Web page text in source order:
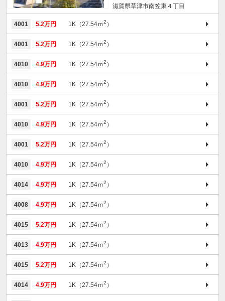
滋賀県草津市南笠東４丁目
4001 5.2万円 1K（27.54ｍ2 ）
4001 5.2万円 1K（27.54ｍ2 ）
4010 4.9万円 1K（27.54ｍ2 ）
4010 4.9万円 1K（27.54ｍ2 ）
4001 5.2万円 1K（27.54ｍ2 ）
4010 4.9万円 1K（27.54ｍ2 ）
4001 5.2万円 1K（27.54ｍ2 ）
4010 4.9万円 1K（27.54ｍ2 ）
4014 4.9万円 1K（27.54ｍ2 ）
4008 4.9万円 1K（27.54ｍ2 ）
4015 5.2万円 1K（27.54ｍ2 ）
4013 4.9万円 1K（27.54ｍ2 ）
4015 5.2万円 1K（27.54ｍ2 ）
4014 4.9万円 1K（27.54ｍ2 ）